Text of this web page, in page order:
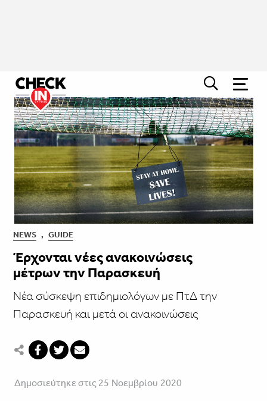
NEWS , GUIDE
Έρχονται νέες ανακοινώσεις
μέτρων την Παρασκευή
Νέα σύσκεψη επιδημιολόγων με ΠτΔ την
Παρασκευή και μετά οι ανακοινώσεις
Δημοσιεύτηκε στις 25 Νοεμβρίου 2020